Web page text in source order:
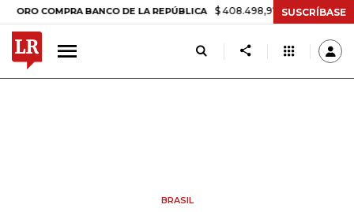
BANCO DE LA REPÚBLICA $ 408.498,97 +$ 8.753,81 +2,19%
SUSCRÍBASE
BRASIL